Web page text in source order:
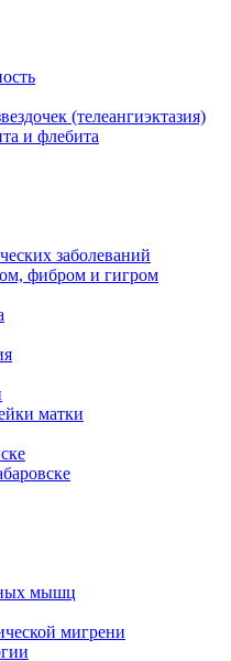
(телеангиэктазия)
и флебита
заболеваний
фибром и гигром
матки
мышц
мигрени